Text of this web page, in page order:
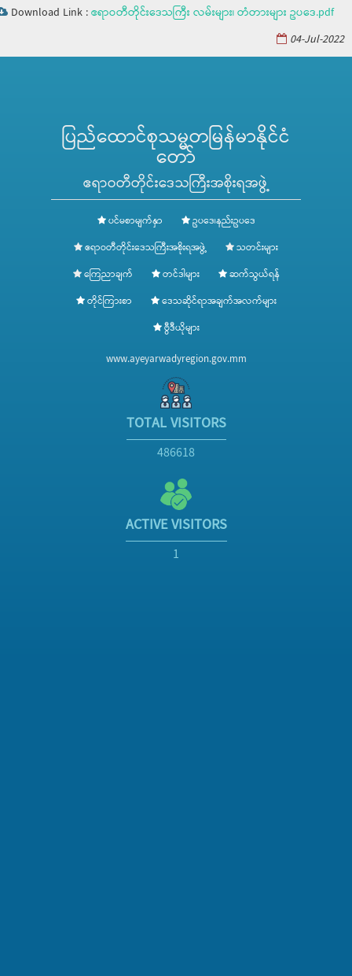
Download Link :ဧရာဝတီတိုင်းဒေသကြီး လမ်းများ၊ တံတားများ ဥပဒေ.pdf
04-Jul-2022
ပြည်ထောင်စုသမ္မတမြန်မာနိုင်ငံ
တော်
ဧရာဝတီတိုင်းဒေသကြီးအစိုးရအဖွဲ့
ပင်မစာမျက်နှာ
ဥပဒေ၊နည်းဥပဒေ
ဧရာဝတီတိုင်းဒေသကြီးအစိုးရအဖွဲ့
သတင်းများ
ကြေညာချက်
တင်ဒါများ
ဆက်သွယ်ရန်
တိုင်ကြားစာ
ဒေသဆိုင်ရာအချက်အလက်များ
ဗွီဒီယိုများ
www.ayeyarwadyregion.gov.mm
TOTAL VISITORS
486618
ACTIVE VISITORS
1